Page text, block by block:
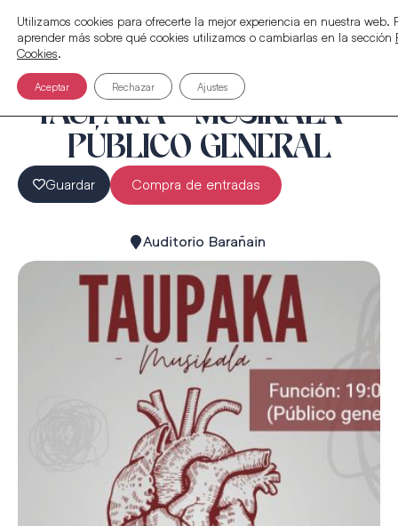
TAUPAKA – MUSIKALA –
PÚBLICO GENERAL
Guardar Compra de entradas
Auditorio Barañain
Utilizamos cookies para ofrecerte la mejor experiencia en nuestra web.
aprender más sobre qué cookies utilizamos o cambiarlas en la sección
Cookies.
Aceptar Rechazar Ajustes